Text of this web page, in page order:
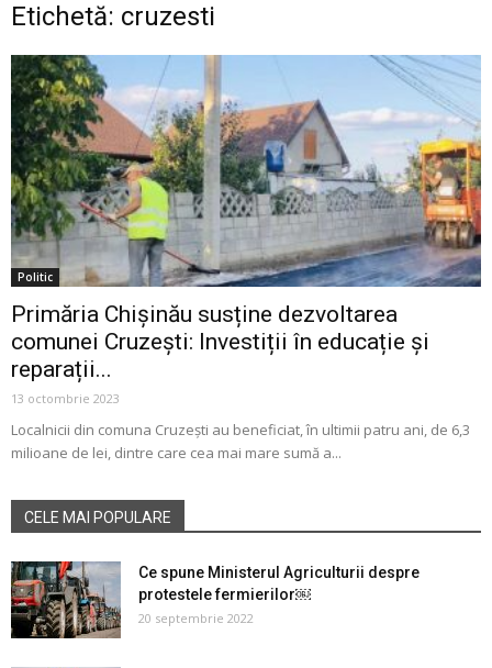
Etichetă: cruzesti
Politic
Primăria Chișinău susține dezvoltarea
comunei Cruzești: Investiții în educație și
reparații...
13 octombrie 2023
Localnicii din comuna Cruzești au beneficiat, în ultimii patru ani, de 6,3
milioane de lei, dintre care cea mai mare sumă a...
CELE MAI POPULARE
Ce spune Ministerul Agriculturii despre
protestele fermierilor￼
20 septembrie 2022